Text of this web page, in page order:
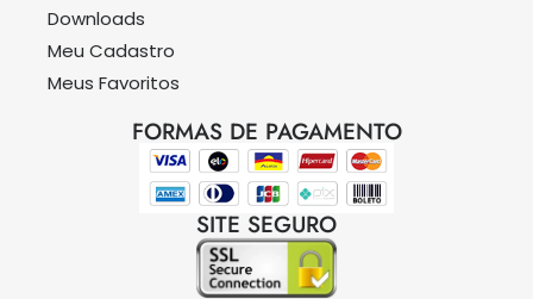
Downloads
Meu Cadastro
Meus Favoritos
FORMAS DE PAGAMENTO
SITE SEGURO